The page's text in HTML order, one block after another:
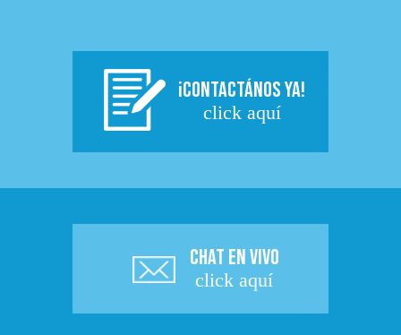
¡CONTACTÁNOS YA!
click aquí
CHAT EN VIVO
click aquí